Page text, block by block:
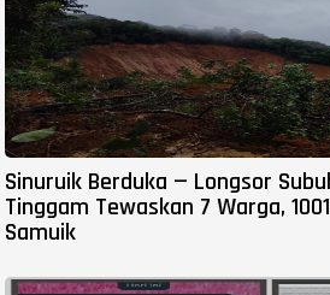
Sinuruik Berduka — Longsor
Tinggam Tewaskan 7 Warga,
Samuik